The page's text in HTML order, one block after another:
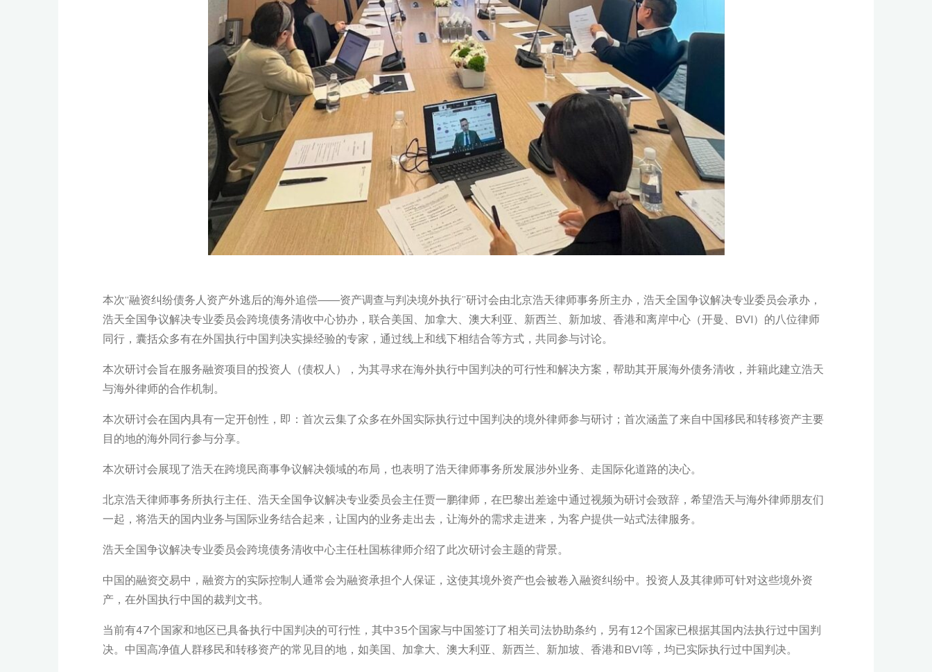
本次“融资纠纷债务人资产外逃后的海外追偿——资产调查与判决境外执行”研讨会由北京浩天律师事务所主办，浩天全国争议解决专业委员会承办，
浩天全国争议解决专业委员会跨境债务清收中心协办，联合美国、加拿大、澳大利亚、新西兰、新加坡、香港和离岸中心（开曼、BVI）的八位律师
同行，囊括众多有在外国执行中国判决实操经验的专家，通过线上和线下相结合等方式，共同参与讨论。
本次研讨会旨在服务融资项目的投资人（债权人），为其寻求在海外执行中国判决的可行性和解决方案，帮助其开展海外债务清收，并籍此建立浩天
与海外律师的合作机制。
本次研讨会在国内具有一定开创性，即：首次云集了众多在外国实际执行过中国判决的境外律师参与研讨；首次涵盖了来自中国移民和转移资产主要
目的地的海外同行参与分享。
本次研讨会展现了浩天在跨境民商事争议解决领域的布局，也表明了浩天律师事务所发展涉外业务、走国际化道路的决心。
北京浩天律师事务所执行主任、浩天全国争议解决专业委员会主任贾一鹏律师，在巴黎出差途中通过视频为研讨会致辞，希望浩天与海外律师朋友们
一起，将浩天的国内业务与国际业务结合起来，让国内的业务走出去，让海外的需求走进来，为客户提供一站式法律服务。
浩天全国争议解决专业委员会跨境债务清收中心主任杜国栋律师介绍了此次研讨会主题的背景。
中国的融资交易中，融资方的实际控制人通常会为融资承担个人保证，这使其境外资产也会被卷入融资纠纷中。投资人及其律师可针对这些境外资
产，在外国执行中国的裁判文书。
当前有47个国家和地区已具备执行中国判决的可行性，其中35个国家与中国签订了相关司法协助条约，另有12个国家已根据其国内法执行过中国判
决。中国高净值人群移民和转移资产的常见目的地，如美国、加拿大、澳大利亚、新西兰、新加坡、香港和BVI等，均已实际执行过中国判决。